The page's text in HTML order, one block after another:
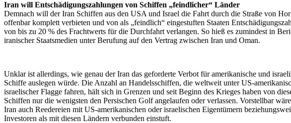
Iran will Entschädigungszahlungen von Schiffen „feindlicher“ Länder
Demnach will der Iran Schiffen aus den USA und Israel die Fahrt durch die Straße von
offenbar komplett verbieten und von als „feindlich“ eingestuften Staaten
von bis zu 20 % des Frachtwerts für die Durchfahrt verlangen. So hieß es zumindest in
iranischer Staatsmedien unter Berufung auf den Vertrag zwischen Iran und Oman.
Unklar ist allerdings, wie genau der Iran das geforderte Verbot für amerikanische und
Schiffe auslegen würde. Die Anzahl an Handelsschiffen, die weltweit unter US-
israelischer Flagge fahren, hält sich in Grenzen und seit Beginn des Krieges haben von
Schiffen nur die wenigsten den Persischen Golf angelaufen oder verlassen. Vorstellbar
Iran auch Reedereien mit US-amerikanischen oder israelischen Eigentümern
Investoren als mit diesen Ländern verbunden einstuft.